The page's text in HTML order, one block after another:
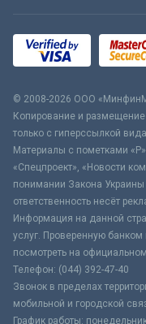
© 2008-2026 ООО
Копирование и размещение
только с гиперссылкой
Материалы с пометками
«Спецпроект», «Новости
понимании Закона
ответственность несёт
Информация на данной
услуг. Проверенную
посмотреть на
Телефон: (044) 392-47-40
Звонок в пределах
мобильной и городской
График работы: